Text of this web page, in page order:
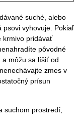
suché, alebo
psovi vyhovuje. Pokiaľ
krmivo pridávať
pôvodné
a môžu sa líšiť od
zmes v
prísun
suchom prostredí,